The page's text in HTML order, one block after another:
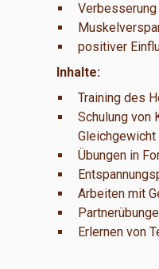
positiver
Inhalte:
Training des
Schulung von
Gleichgewicht
Übungen in
Arbeiten mit
Erlernen von